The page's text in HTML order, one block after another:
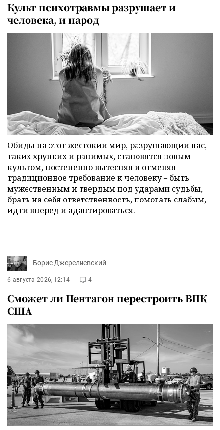
Культ психотравмы разрушает и
человека, и народ
Обиды на этот жестокий мир, разрушающий нас,
таких хрупких и ранимых, становятся новым
культом, постепенно вытесняя и отменяя
традиционное требование к человеку – быть
мужественным и твердым под ударами судьбы,
брать на себя ответственность, помогать слабым,
идти вперед и адаптироваться.
Борис Джерелиевский
6 августа 2026, 12:14 4
Сможет ли Пентагон перестроить ВПК
США